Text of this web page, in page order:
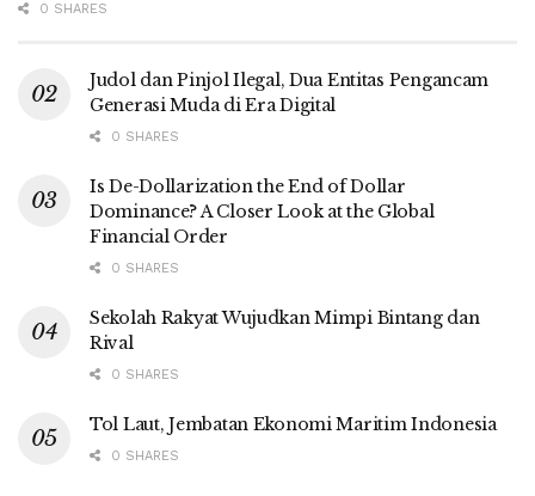
0 SHARES
Judol dan Pinjol Ilegal, Dua Entitas Pengancam
Generasi Muda di Era Digital
0 SHARES
Is De-Dollarization the End of Dollar
Dominance? A Closer Look at the Global
Financial Order
0 SHARES
Sekolah Rakyat Wujudkan Mimpi Bintang dan
Rival
0 SHARES
Tol Laut, Jembatan Ekonomi Maritim Indonesia
0 SHARES